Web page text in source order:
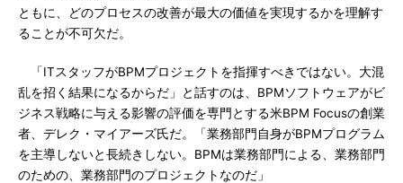
ともに、どのプロセスの改善が最大の価値を実現するかを理解す
ることが不可欠だ。
「ITスタッフがBPMプロジェクトを指揮すべきではない。大混
乱を招く結果になるからだ」と話すのは、BPMソフトウェアがビ
ジネス戦略に与える影響の評価を専門とする米BPM Focusの創業
者、デレク・マイアーズ氏だ。「業務部門自身がBPMプログラム
を主導しないと長続きしない。BPMは業務部門による、業務部門
のための、業務部門のプロジェクトなのだ」